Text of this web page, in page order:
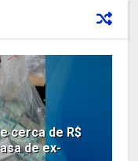
cerca de R$
de ex-